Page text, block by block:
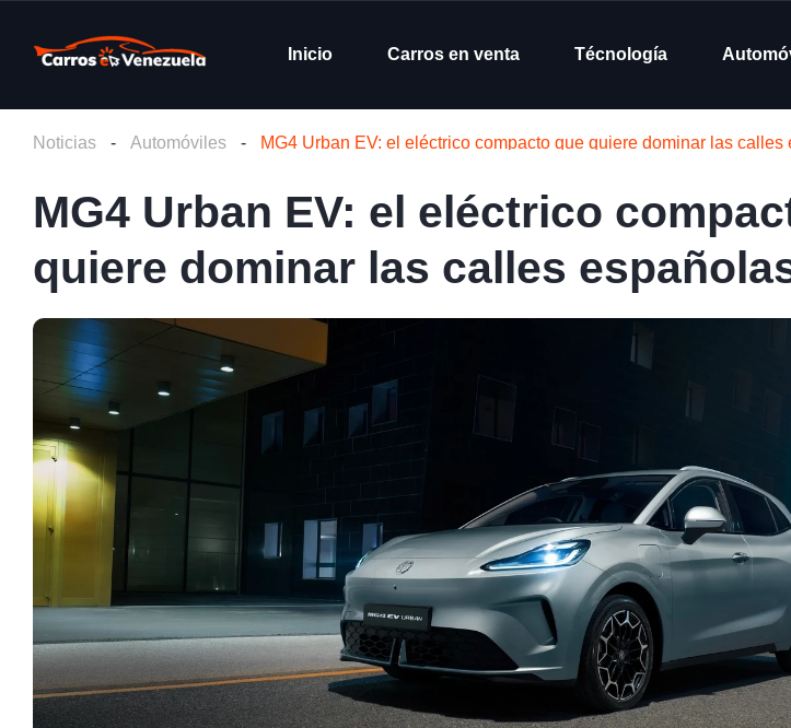
Inicio Carros en venta Técnología
Noticias - Automóviles - MG4 Urban EV: el eléctrico compacto que quiere dominar las calles
MG4 Urban EV: el eléctrico
quiere dominar las calles